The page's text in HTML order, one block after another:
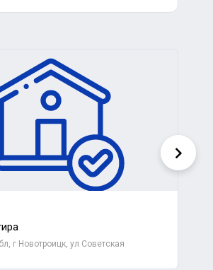
г Новотроицк, ул Советская